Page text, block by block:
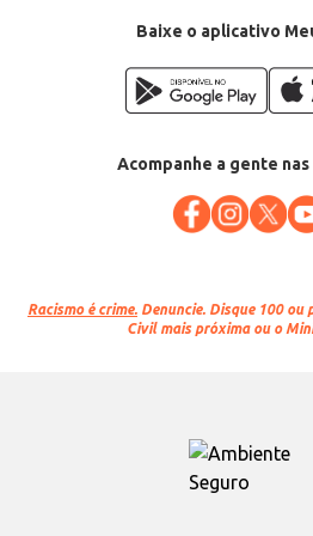
Baixe o aplicativo
Acompanhe a gente
Racismo é crime. Denuncie. Disque 100 ou
Civil mais próxima ou o